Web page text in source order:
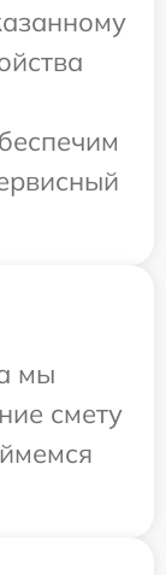
мы
смету